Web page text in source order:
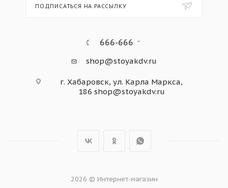
ПОДПИСАТЬСЯ НА РАССЫЛКУ
666-666
shop@stoyakdv.ru
г. Хабаровск, ул. Карла Маркса,
186 shop@stoyakdv.ru
2026 © Интернет-магазин